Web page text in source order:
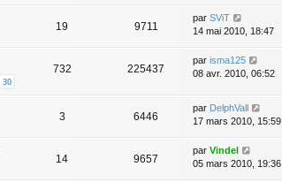
19 9711
par SViT
14 mai 2010, 18:47
30
732 225437
par isma125
08 avr. 2010, 06:52
3 6446
par DelphVall
17 mars 2010, 15:59
14 9657
par Vindel
05 mars 2010, 19:36